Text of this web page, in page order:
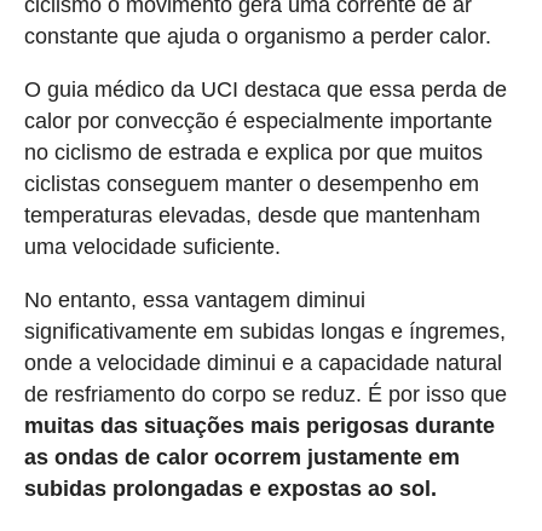
constante que ajuda o organismo a perder calor.
O guia médico da UCI destaca que essa perda de
calor por convecção é especialmente importante
no ciclismo de estrada e explica por que muitos
ciclistas conseguem manter o desempenho em
temperaturas elevadas, desde que mantenham
uma velocidade suficiente.
No entanto, essa vantagem diminui
significativamente em subidas longas e íngremes,
onde a velocidade diminui e a capacidade natural
de resfriamento do corpo se reduz. É por isso que
muitas das situações mais perigosas durante
as ondas de calor ocorrem justamente em
subidas prolongadas e expostas ao sol.